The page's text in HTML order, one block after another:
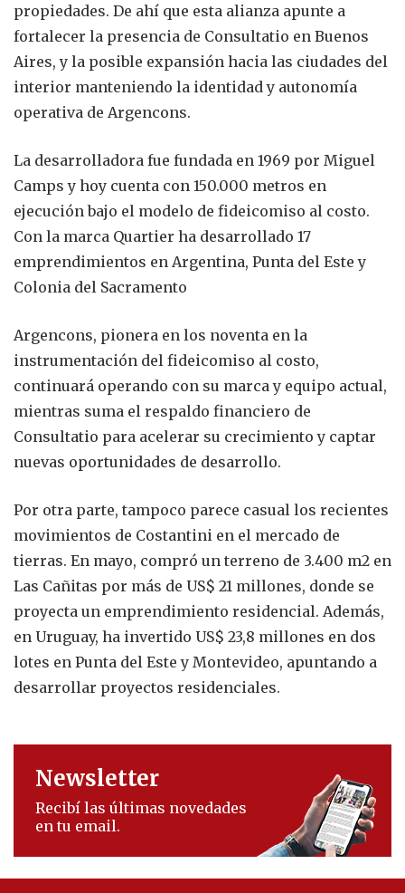
propiedades. De ahí que esta alianza apunte a
fortalecer la presencia de Consultatio en Buenos
Aires, y la posible expansión hacia las ciudades del
interior manteniendo la identidad y autonomía
operativa de Argencons.
La desarrolladora fue fundada en 1969 por Miguel
Camps y hoy cuenta con 150.000 metros en
ejecución bajo el modelo de fideicomiso al costo.
Con la marca Quartier ha desarrollado 17
emprendimientos en Argentina, Punta del Este y
Colonia del Sacramento
Argencons, pionera en los noventa en la
instrumentación del fideicomiso al costo,
continuará operando con su marca y equipo actual,
mientras suma el respaldo financiero de
Consultatio para acelerar su crecimiento y captar
nuevas oportunidades de desarrollo.
Por otra parte, tampoco parece casual los recientes
movimientos de Costantini en el mercado de
tierras. En mayo, compró un terreno de 3.400 m2 en
Las Cañitas por más de US$ 21 millones, donde se
proyecta un emprendimiento residencial. Además,
en Uruguay, ha invertido US$ 23,8 millones en dos
lotes en Punta del Este y Montevideo, apuntando a
desarrollar proyectos residenciales.
Newsletter
Recibí las últimas novedades
en tu email.